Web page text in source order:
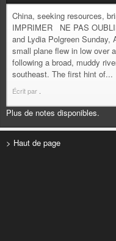
China, seeking resources,
IMPRIMER NE PAS
and Lydia Polgreen Sunday,
small plane flew in low over
following a broad, muddy
southeast. The first hint of...
Écrit par
Plus de notes disponibles.
> Haut de page